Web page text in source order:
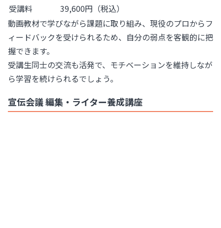
受講料
39,600円（税込）
動画教材で学びながら課題に取り組み、現役のプロからフ
ィードバックを受けられるため、自分の弱点を客観的に把
握できます。
受講生同士の交流も活発で、モチベーションを維持しなが
ら学習を続けられるでしょう。
宣伝会議 編集・ライター養成講座